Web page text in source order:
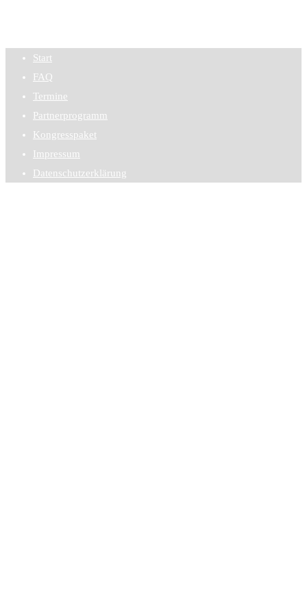
Start
FAQ
Termine
Partnerprogramm
Kongresspaket
Impressum
Datenschutzerklärung